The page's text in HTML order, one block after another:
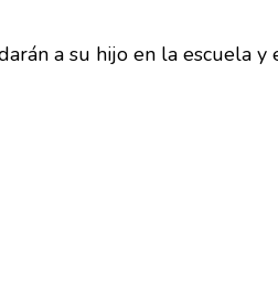
a su hijo en la escuela y